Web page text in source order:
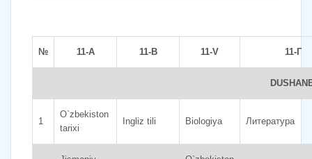
№ 11-А 11-В 11-V 11-Г
1
O`zbekiston
tarixi
Ingliz tili Biologiya Литература